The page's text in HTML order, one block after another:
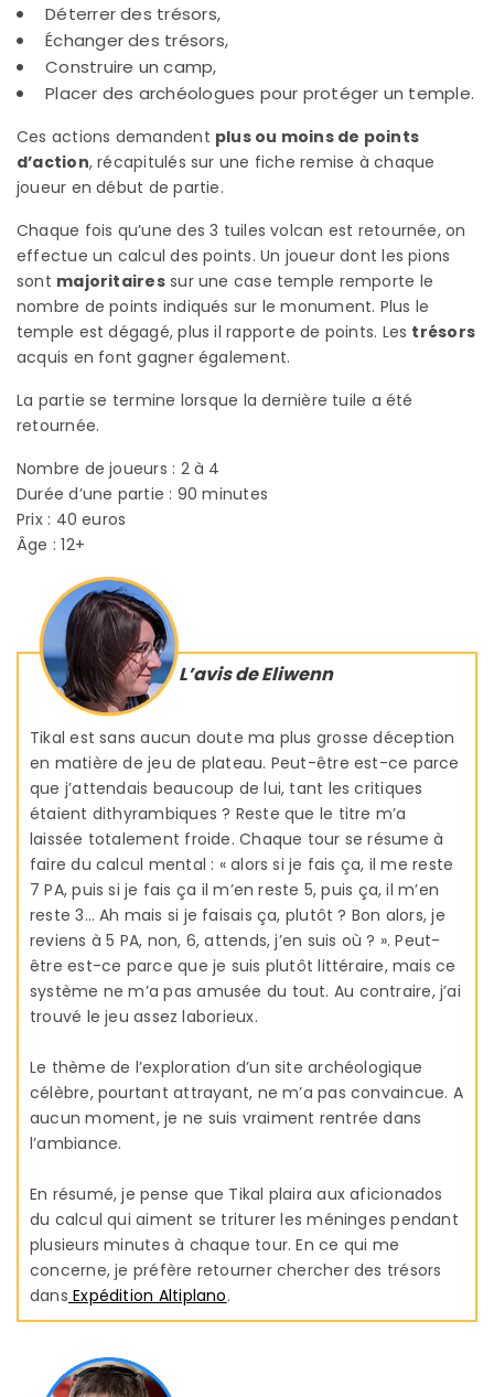
Déterrer des trésors,
Échanger des trésors,
Construire un camp,
Placer des archéologues pour protéger un temple.
Ces actions demandent plus ou moins de points
d’action, récapitulés sur une fiche remise à chaque
joueur en début de partie.
Chaque fois qu’une des 3 tuiles volcan est retournée, on
effectue un calcul des points. Un joueur dont les pions
sont majoritairessur une case temple remporte le
nombre de points indiqués sur le monument. Plus le
temple est dégagé, plus il rapporte de points. Les trésors
acquis en font gagner également.
La partie se termine lorsque la dernière tuile a été
retournée.
Nombre de joueurs : 2 à 4
Durée d’une partie : 90 minutes
Prix : 40 euros
Âge : 12+
L’avis de Eliwenn
Tikal est sans aucun doute ma plus grosse déception
en matière de jeu de plateau. Peut-être est-ce parce
que j’attendais beaucoup de lui, tant les critiques
étaient dithyrambiques ? Reste que le titre m’a
laissée totalement froide. Chaque tour se résume à
faire du calcul mental : « alors si je fais ça, il me reste
7 PA, puis si je fais ça il m’en reste 5, puis ça, il m’en
reste 3… Ah mais si je faisais ça, plutôt ? Bon alors, je
reviens à 5 PA, non, 6, attends, j’en suis où ? ». Peut-
être est-ce parce que je suis plutôt littéraire, mais ce
système ne m’a pas amusée du tout. Au contraire, j’ai
trouvé le jeu assez laborieux.
Le thème de l’exploration d’un site archéologique
célèbre, pourtant attrayant, ne m’a pas convaincue. A
aucun moment, je ne suis vraiment rentrée dans
l’ambiance.
En résumé, je pense que Tikal plaira aux aficionados
du calcul qui aiment se triturer les méninges pendant
plusieurs minutes à chaque tour. En ce qui me
concerne, je préfère retourner chercher des trésors
dans Expédition Altiplano.